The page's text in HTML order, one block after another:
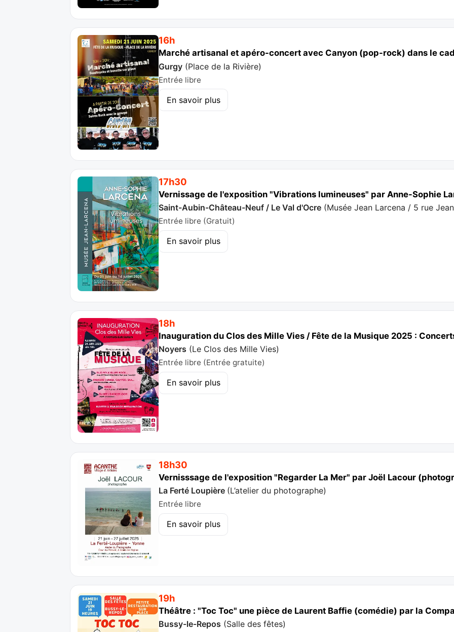
16h
Marché artisanal et apéro-concert avec Canyon (pop-rock) dans le
Gurgy (Place de la Rivière)
Entrée libre
En savoir plus
17h30
Vernissage de l'exposition "Vibrations lumineuses" par Anne-Sophie
Saint-Aubin-Château-Neuf / Le Val d'Ocre (Musée Jean Larcena / 5 rue
Entrée libre (Gratuit)
En savoir plus
18h
Inauguration du Clos des Mille Vies / Fête de la Musique 2025 :
Noyers (Le Clos des Mille Vies)
Entrée libre (Entrée gratuite)
En savoir plus
18h30
Vernisssage de l'exposition "Regarder La Mer" par Joël Lacour
La Ferté Loupière (L’atelier du photographe)
Entrée libre
En savoir plus
19h
Théâtre : "Toc Toc" une pièce de Laurent Baffie (comédie) par la
Bussy-le-Repos (Salle des fêtes)